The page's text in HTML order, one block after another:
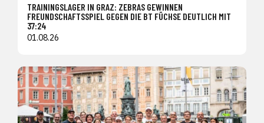
TRAININGSLAGER IN GRAZ: ZEBRAS GEWINNEN
FREUNDSCHAFTSSPIEL GEGEN DIE BT FÜCHSE DEUTLICH MIT
37:24
01.08.26